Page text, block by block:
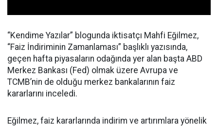
“Kendime Yazılar” blogunda iktisatçı Mahfi Eğilmez,
“Faiz İndiriminin Zamanlaması” başlıklı yazısında,
geçen hafta piyasaların odağında yer alan başta ABD
Merkez Bankası (Fed) olmak üzere Avrupa ve
TCMB’nin de olduğu merkez bankalarının faiz
kararlarını inceledi.
Eğilmez, faiz kararlarında indirim ve artırımlara yönelik